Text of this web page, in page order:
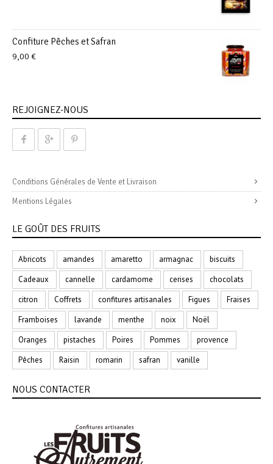
Confiture Pêches et Safran
9,00 €
REJOIGNEZ-NOUS
Conditions Générales de Vente et Livraison
Mentions Légales
LE GOÛT DES FRUITS
Abricots amandes amaretto armagnac
biscuits
Cadeaux
cannelle cardamome cerises
chocolats
citron
Coffrets confitures artisanales Figues
Fraises
Framboises
lavande menthe noix
Noël
Oranges
pistaches Poires Pommes
provence
Pêches
Raisin romarin safran vanille
NOUS CONTACTER